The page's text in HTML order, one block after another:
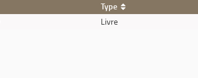
Type
Livre